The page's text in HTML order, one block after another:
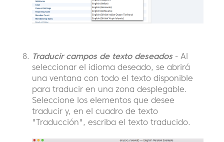
Traducir campos de texto deseados- Al
seleccionar el idioma deseado, se abrirá
una ventana con todo el texto disponible
para traducir en una zona desplegable.
Seleccione los elementos que desee
traducir y, en el cuadro de texto
"Traducción", escriba el texto traducido.